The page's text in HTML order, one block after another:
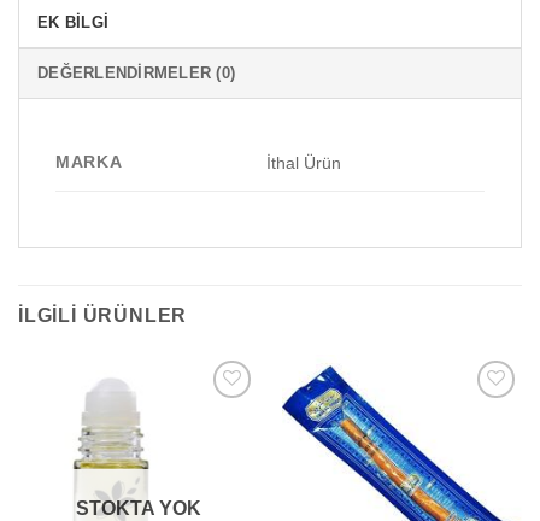
EK BILGI
DEĞERLENDIRMELER (0)
MARKA İthal Ürün
İLGILI ÜRÜNLER
STOKTA YOK